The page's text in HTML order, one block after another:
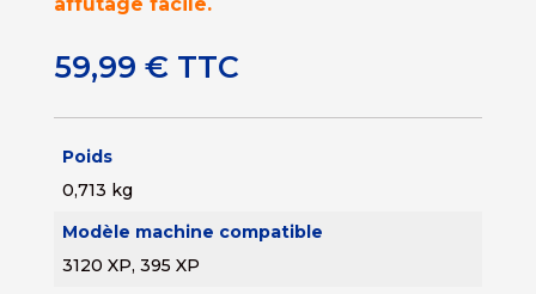
59,99 € TTC
Poids
0,713 kg
Modèle machine compatible
3120 XP, 395 XP